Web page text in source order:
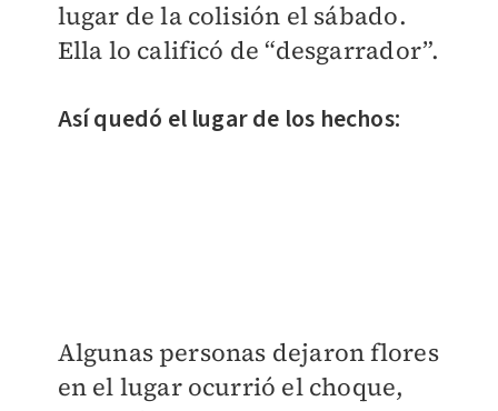
lugar de la colisión el sábado.
Ella lo calificó de “desgarrador”.
Así quedó el lugar de los hechos:
Algunas personas dejaron flores
en el lugar ocurrió el choque,